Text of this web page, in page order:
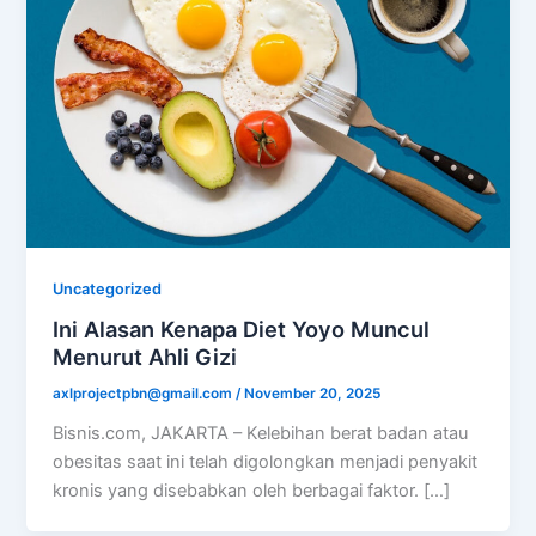
Uncategorized
Ini Alasan Kenapa Diet Yoyo Muncul
Menurut Ahli Gizi
axlprojectpbn@gmail.com/ November 20, 2025
Bisnis.com, JAKARTA – Kelebihan berat badan atau
obesitas saat ini telah digolongkan menjadi penyakit
kronis yang disebabkan oleh berbagai faktor. […]